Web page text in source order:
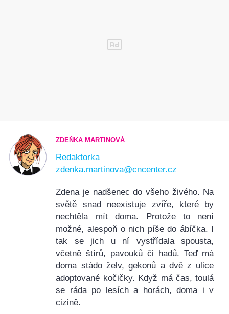
ZDEŇKA MARTINOVÁ
Redaktorka
zdenka.martinova@cncenter.cz
Zdena je nadšenec do všeho živého. Na
světě snad neexistuje zvíře, které by
nechtěla mít doma. Protože to není
možné, alespoň o nich píše do ábíčka. I
tak se jich u ní vystřídala spousta,
včetně štírů, pavouků či hadů. Teď má
doma stádo želv, gekonů a dvě z ulice
adoptované kočičky. Když má čas, toulá
se ráda po lesích a horách, doma i v
cizině.